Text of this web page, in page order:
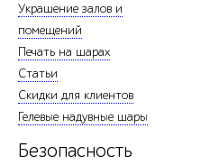
Украшение залов и
помещений
Печать на шарах
Статьи
Скидки для клиентов
Гелевые надувные шары
Безопасность